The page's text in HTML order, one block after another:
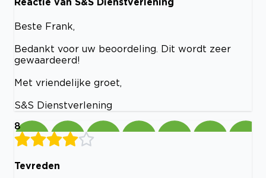
Beste Frank,
Bedankt voor uw beoordeling. Dit wordt zeer
gewaardeerd!
Met vriendelijke groet,
S&S Dienstverlening
8
Tevreden